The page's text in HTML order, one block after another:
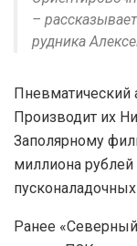
–
рудника
Пневматический
Производит их
Заполярному
миллиона
пусконаладочных
Ранее